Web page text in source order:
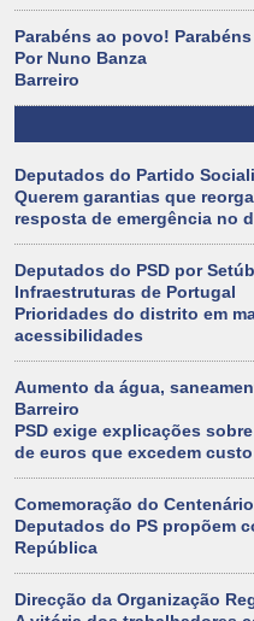
Parabéns ao povo!
Por Nuno Banza
Barreiro
Deputados do Partido
Querem garantias que
resposta de emergência no
Deputados do PSD por
Infraestruturas de Portugal
Prioridades do distrito em
acessibilidades
Aumento da água,
Barreiro
PSD exige explicações
de euros que excedem custo
Comemoração do
Deputados do PS propõem
República
Direcção da Organização